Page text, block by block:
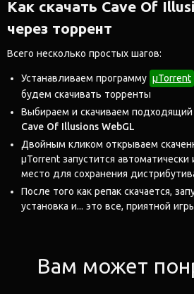
Как скачать Cave Of
через торрент
Всего несколько простых шагов:
Устанавливаем программу μTorrent
будем скачивать торренты
Выбираем и скачиваем
Cave Of Illusions WebGL
Двойным кликом открываем
μTorrent запустится
место для сохранения
После того как репак скачается,
установка и... это все, приятной
Вам может